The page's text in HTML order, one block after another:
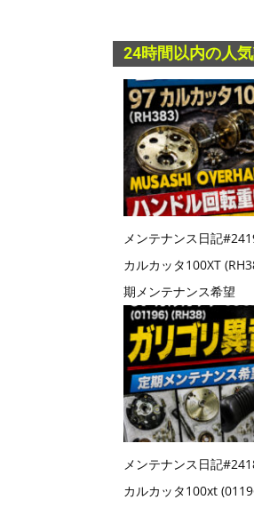
24時間以内の人
メンテナンス日記
カルカッタ100XT
期メンテナンス希望
メンテナンス日記
カルカッタ100xt